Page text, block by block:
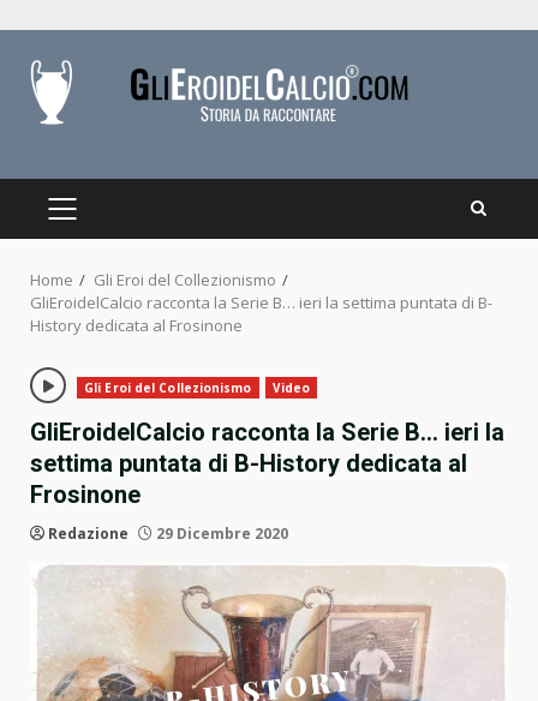
content
PRIMARY
Home
Gli Eroi del Collezionismo
GliEroidelCalcio racconta la Serie B… ieri la settima puntata di B-
History dedicata al Frosinone
Gli Eroi del Collezionismo Video
GliEroidelCalcio racconta la Serie B… ieri la
settima puntata di B-History dedicata al
Frosinone
Redazione 29 Dicembre 2020